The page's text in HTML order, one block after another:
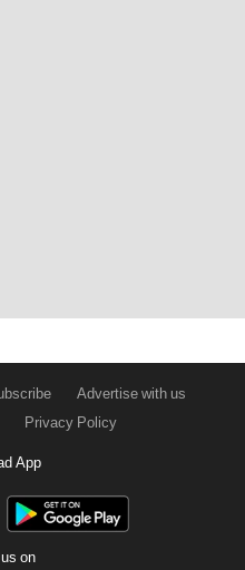
Advertise with us
Privacy Policy
App
on